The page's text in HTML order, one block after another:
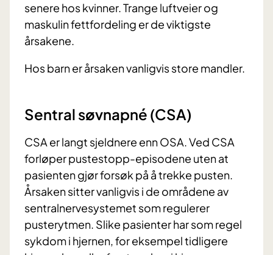
senere hos kvinner. Trange luftveier og
maskulin fettfordeling er de viktigste
årsakene.
Hos barn er årsaken vanligvis store mandler.
Sentral søvnapné (CSA)
CSA er langt sjeldnere enn OSA. Ved CSA
forløper pustestopp-episodene uten at
pasienten gjør forsøk på å trekke pusten.
Årsaken sitter vanligvis i de områdene av
sentralnervesystemet som regulerer
pusterytmen. Slike pasienter har som regel
sykdom i hjernen, for eksempel tidligere